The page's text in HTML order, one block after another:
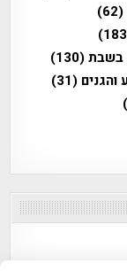
(62)
בשבת(130)
(31)